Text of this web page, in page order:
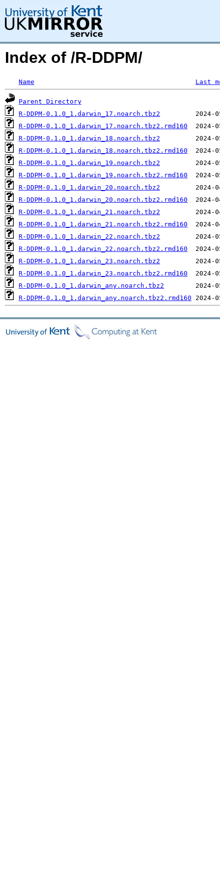
Index of /R-DDPM/
Name Last
Parent Directory
R-DDPM-0.1.0_1.darwin_17.noarch.tbz2
R-DDPM-0.1.0_1.darwin_17.noarch.tbz2.rmd160
R-DDPM-0.1.0_1.darwin_18.noarch.tbz2
R-DDPM-0.1.0_1.darwin_18.noarch.tbz2.rmd160
R-DDPM-0.1.0_1.darwin_19.noarch.tbz2
R-DDPM-0.1.0_1.darwin_19.noarch.tbz2.rmd160
R-DDPM-0.1.0_1.darwin_20.noarch.tbz2
R-DDPM-0.1.0_1.darwin_20.noarch.tbz2.rmd160
R-DDPM-0.1.0_1.darwin_21.noarch.tbz2
R-DDPM-0.1.0_1.darwin_21.noarch.tbz2.rmd160
R-DDPM-0.1.0_1.darwin_22.noarch.tbz2
R-DDPM-0.1.0_1.darwin_22.noarch.tbz2.rmd160
R-DDPM-0.1.0_1.darwin_23.noarch.tbz2
R-DDPM-0.1.0_1.darwin_23.noarch.tbz2.rmd160
R-DDPM-0.1.0_1.darwin_any.noarch.tbz2
R-DDPM-0.1.0_1.darwin_any.noarch.tbz2.rmd160